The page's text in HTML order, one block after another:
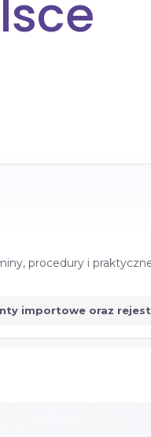
procedury i
importowe oraz